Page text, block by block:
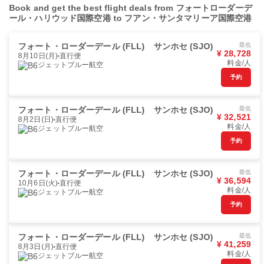
Book and get the best flight deals from フォートローダーデ
ール・ハリウッド国際空港 to フアン・サンタマリーア国際空港
フォート・ローダーデール (FLL) サンホセ (SJO)
8月10日(月) 直行便
ジェットブルー航空
最低
¥ 28,728
料金/人
予約
フォート・ローダーデール (FLL) サンホセ (SJO)
8月2日(日) 直行便
ジェットブルー航空
最低
¥ 32,521
料金/人
予約
フォート・ローダーデール (FLL) サンホセ (SJO)
10月6日(火) 直行便
ジェットブルー航空
最低
¥ 36,594
料金/人
予約
フォート・ローダーデール (FLL) サンホセ (SJO)
8月3日(月) 直行便
ジェットブルー航空
最低
¥ 41,259
料金/人